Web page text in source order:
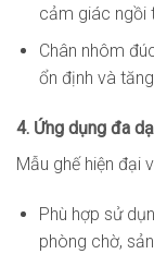
cảm giác ngồi
Chân nhôm
ổn định và
4. Ứng dụng đa
Mẫu ghế hiện đại
Phù hợp sử
phòng chờ,